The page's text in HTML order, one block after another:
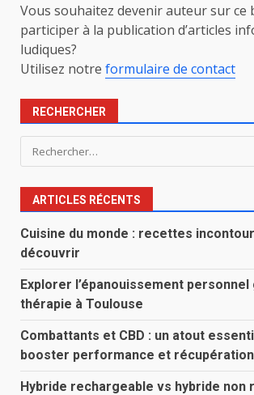
Vous souhaitez devenir auteur sur ce
participer à la publication d’articles
ludiques?
Utilisez notre formulaire de contact
RECHERCHER
Rechercher :
ARTICLES RÉCENTS
Cuisine du monde : recettes
découvrir
Explorer l’épanouissement personnel
thérapie à Toulouse
Combattants et CBD : un atout
booster performance et récupération
Hybride rechargeable vs hybride non